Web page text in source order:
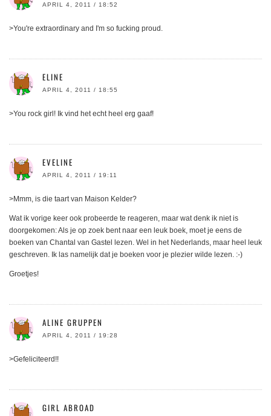
APRIL 4, 2011 / 18:52
>You're extraordinary and I'm so fucking proud.
ELINE
APRIL 4, 2011 / 18:55
>You rock girl! Ik vind het echt heel erg gaaf!
EVELINE
APRIL 4, 2011 / 19:11
>Mmm, is die taart van Maison Kelder?
Wat ik vorige keer ook probeerde te reageren, maar wat denk ik niet is
doorgekomen: Als je op zoek bent naar een leuk boek, moet je eens de
boeken van Chantal van Gastel lezen. Wel in het Nederlands, maar heel leuk
geschreven. Ik las namelijk dat je boeken voor je plezier wilde lezen. :-)
Groetjes!
ALINE GRUPPEN
APRIL 4, 2011 / 19:28
>Gefeliciteerd!!
GIRL ABROAD